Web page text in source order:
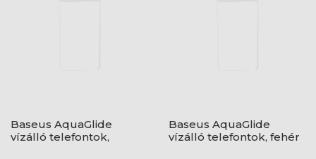
Baseus AquaGlide
vízálló telefontok,
Baseus AquaGlide
vízálló telefontok, fehér